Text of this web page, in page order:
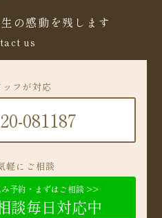
の感動を残します
us
フが対応
081187
にご相談
予約・まずはご相談 >>
談毎日対応中